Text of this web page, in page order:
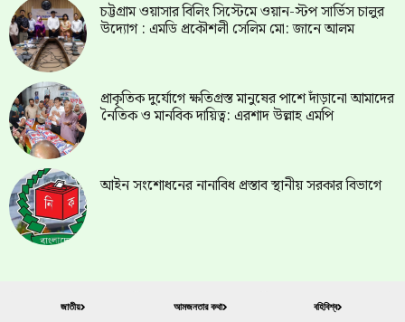
চট্টগ্রাম ওয়াসার বিলিং সিস্টেমে ওয়ান-স্টপ সার্ভিস চালুর
উদ্যোগ : এমডি প্রকৌশলী সেলিম মো: জানে আলম
প্রাকৃতিক দুর্যোগে ক্ষতিগ্রস্ত মানুষের পাশে দাঁড়ানো আমাদের
নৈতিক ও মানবিক দায়িত্ব: এরশাদ উল্লাহ এমপি
আইন সংশোধনের নানাবিধ প্রস্তাব স্থানীয় সরকার বিভাগে
জাতীয় আমজনতার কথা বহিবিশ্ব